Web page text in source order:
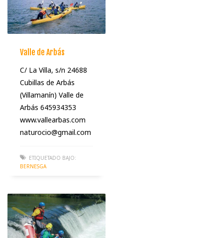
Valle de Arbás
C/ La Villa, s/n 24688
Cubillas de Arbás
(Villamanín) Valle de
Arbás 645934353
www.vallearbas.com
naturocio@gmail.com
ETIQUETADO BAJO:
BERNESGA